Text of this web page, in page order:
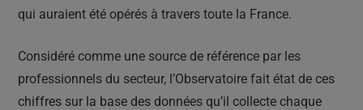
qui auraient été opérés à travers toute la France.
Considéré comme une source de référence par les
professionnels du secteur, l’Observatoire fait état de ces
chiffres sur la base des données qu’il collecte chaque